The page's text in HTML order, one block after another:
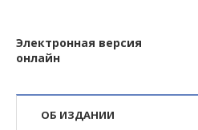
Электронная версия
онлайн
ОБ ИЗДАНИИ